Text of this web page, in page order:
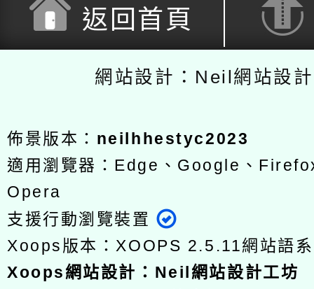
返回首頁
網站設計：Neil網站設
佈景版本： neilhhestyc2023
適用瀏覽器：Edge、Google、
Opera
支援行動瀏覽裝置
Xoops版本： XOOPS 2.5.11網站語
Xoops網站設計 ： Neil網站設計工坊